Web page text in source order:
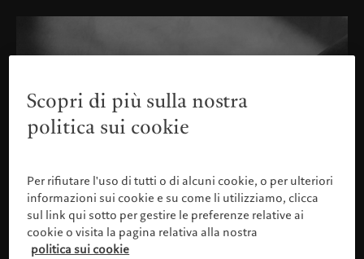
Scopri di più sulla nostra
politica sui cookie
Per rifiutare l'uso di tutti o di alcuni cookie, o per ulteriori
informazioni sui cookie e su come li utilizziamo, clicca
sul link qui sotto per gestire le preferenze relative ai
cookie o visita la pagina relativa alla nostra
politica sui cookie